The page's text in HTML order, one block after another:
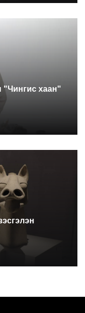
"Чингис хаан"